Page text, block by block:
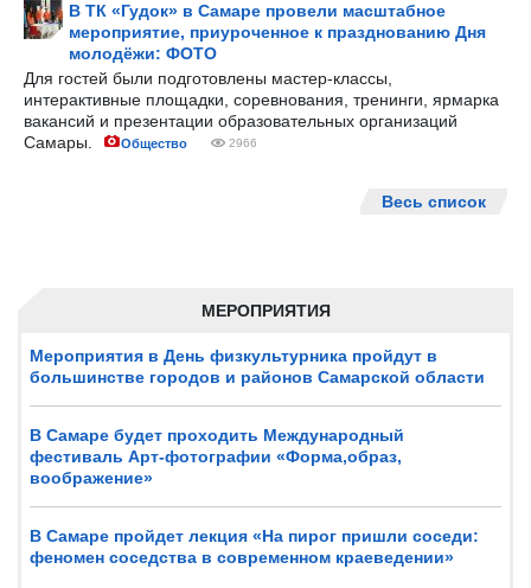
МЕРОПРИЯТИЯ
Мероприятия в День физкультурника пройдут в
большинстве городов и районов Самарской области
В Самаре будет проходить Международный
фестиваль Арт-фотографии «Форма,образ,
воображение»
В Самаре пройдет лекция «На пирог пришли соседи:
феномен соседства в современном краеведении»
В ТК «Гудок» в Самаре провели масштабное
мероприятие, приуроченное к празднованию Дня
молодёжи: ФОТО
Для гостей были подготовлены мастер-классы,
интерактивные площадки, соревнования, тренинги, ярмарка
вакансий и презентации образовательных организаций
Самары.
Общество 2966
Весь список